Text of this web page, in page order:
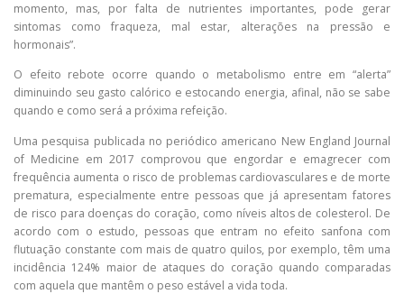
momento, mas, por falta de nutrientes importantes, pode gerar
sintomas como fraqueza, mal estar, alterações na pressão e
hormonais”.
O efeito rebote ocorre quando o metabolismo entre em “alerta”
diminuindo seu gasto calórico e estocando energia, afinal, não se sabe
quando e como será a próxima refeição.
Uma pesquisa publicada no periódico americano New England Journal
of Medicine em 2017 comprovou que engordar e emagrecer com
frequência aumenta o risco de problemas cardiovasculares e de morte
prematura, especialmente entre pessoas que já apresentam fatores
de risco para doenças do coração, como níveis altos de colesterol. De
acordo com o estudo, pessoas que entram no efeito sanfona com
flutuação constante com mais de quatro quilos, por exemplo, têm uma
incidência 124% maior de ataques do coração quando comparadas
com aquela que mantêm o peso estável a vida toda.